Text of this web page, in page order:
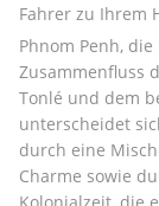
Fahrer zu Ihrem
Phnom Penh,
Zusammenfluss
Tonlé und dem
unterscheidet
durch eine
Charme sowie